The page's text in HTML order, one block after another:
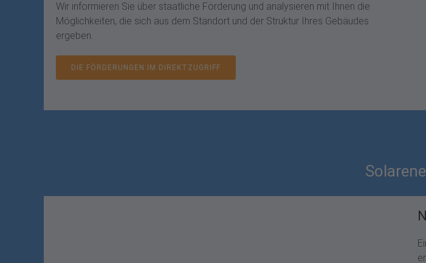
Wir informieren Sie über staatliche Förderung und analysieren mit Ihnen die
Möglichkeiten, die sich aus dem Standort und der Struktur Ihres Gebäudes
ergeben.
DIE FÖRDERUNGEN IM DIREKTZUGRIFF